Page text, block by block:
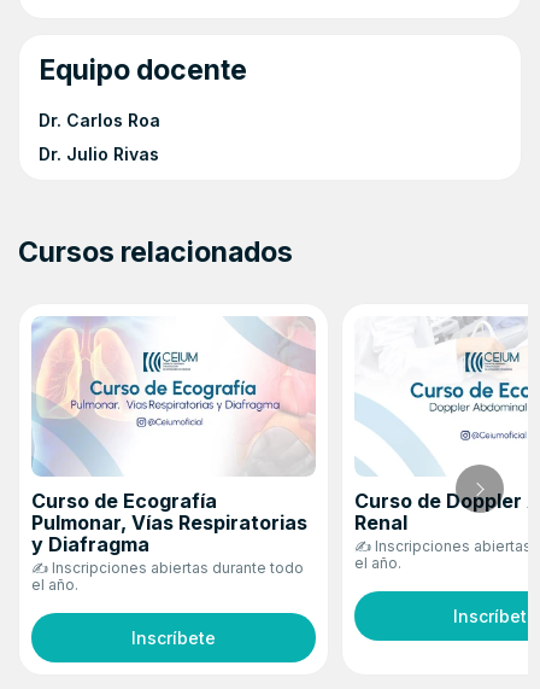
Equipo docente
Dr. Carlos Roa
Dr. Julio Rivas
Cursos relacionados
Curso de Ecografía
Pulmonar, Vías Respiratorias
y Diafragma
✍ Inscripciones abiertas durante todo
el año.
Inscríbete
Curso de Doppler
Renal
✍ Inscripciones abiertas
el año.
Inscríbete